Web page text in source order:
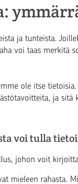
ja tunteista.
voi taas merkitä
ole itse
ja sitä
voi tulla
johon voit
mieleen rahasta.